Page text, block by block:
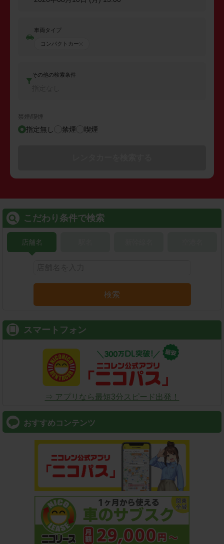
車両タイプ
コンパクトカー
その他の検索条件
禁煙/喫煙
指定無し 禁煙 喫煙
こだわり条件で検索
店舗名
検索
スマートフォン
⇒ アプリなら最短3分スピード出発！
おすすめコンテンツ